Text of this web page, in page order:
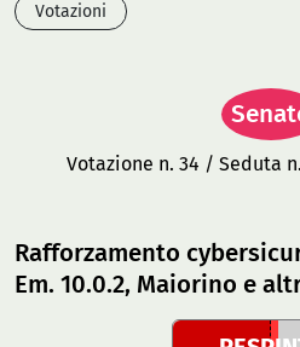
Votazioni
Votazione n. 34 / Seduta n.
Rafforzamento
Em. 10.0.2, Maiorino e